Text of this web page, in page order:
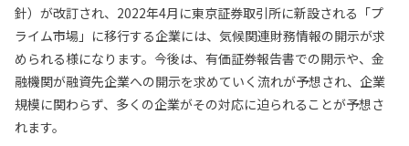
針）が改訂され、2022年4月に東京証券取引所に新設される「プ
ライム市場」に移行する企業には、気候関連財務情報の開示が求
められる様になります。今後は、有価証券報告書での開示や、金
融機関が融資先企業への開示を求めていく流れが予想され、企業
規模に関わらず、多くの企業がその対応に迫られることが予想さ
れます。